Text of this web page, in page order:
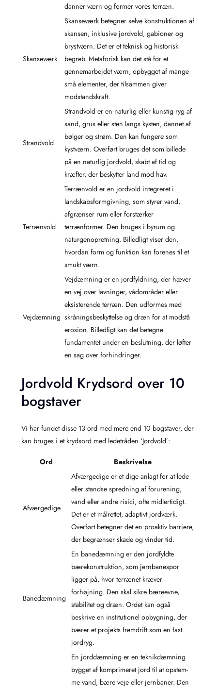
danner værn og former vores terræn.
Skanseværk
Skanseværk betegner selve konstruktionen af
skansen, inklusive jordvold, gabioner og
brystværn. Det er et teknisk og historisk
begreb. Metaforisk kan det stå for et
gennemarbejdet værn, opbygget af mange
små elementer, der tilsammen giver
modstandskraft.
Strandvold
Strandvold er en naturlig eller kunstig ryg af
sand, grus eller sten langs kysten, dannet af
bølger og strøm. Den kan fungere som
kystværn. Overført bruges det som billede
på en naturlig jordvold, skabt af tid og
kræfter, der beskytter land mod hav.
Terrænvold
Terrænvold er en jordvold integreret i
landskabsformgivning, som styrer vand,
afgrænser rum eller forstærker
terrænformer. Den bruges i byrum og
naturgenopretning. Billedligt viser den,
hvordan form og funktion kan forenes til et
smukt værn.
Vejdæmning
Vejdæmning er en jordfyldning, der hæver
en vej over lavninger, vådområder eller
eksisterende terræn. Den udformes med
skråningsbeskyttelse og dræn for at modstå
erosion. Billedligt kan det betegne
fundamentet under en beslutning, der løfter
en sag over forhindringer.
Jordvold Krydsord over 10
bogstaver
Vi har fundet disse 13 ord med mere end 10 bogstaver, der
kan bruges i et krydsord med ledetråden ‘Jordvold’:
Ord Beskrivelse
Afværgedige
Afværgedige er et dige anlagt for at lede
eller standse spredning af forurening,
vand eller andre risici, ofte midlertidigt.
Det er et målrettet, adaptivt jordværk.
Overført betegner det en proaktiv barriere,
der begrænser skade og vinder tid.
Banedæmning
En banedæmning er den jordfyldte
bærekonstruktion, som jernbanespor
ligger på, hvor terrænet kræver
forhøjning. Den skal sikre bæreevne,
stabilitet og dræn. Ordet kan også
beskrive en institutionel opbygning, der
bærer et projekts fremdrift som en fast
jordryg.
En jorddæmning er en teknikdæmning
bygget af komprimeret jord til at opstem-
me vand, bære veje eller jernbaner. Den